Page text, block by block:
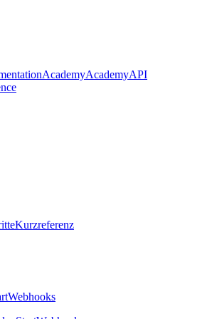
AcademyAcademyAPI
Kurzreferenz
Webhooks